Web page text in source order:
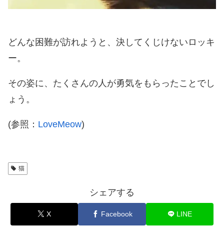
どんな困難が訪れようと、決してくじけないロッキ
ー。
その姿に、たくさんの人が勇気をもらったことでし
ょう。
(参照： LoveMeow)
猫
シェアする
X Facebook LINE